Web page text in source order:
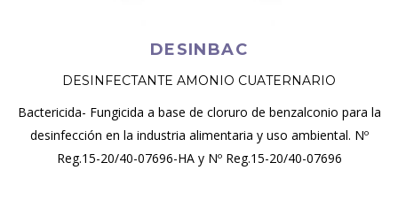
DESINBAC
DESINFECTANTE AMONIO CUATERNARIO
Bactericida- Fungicida a base de cloruro de benzalconio para la
desinfección en la industria alimentaria y uso ambiental. Nº
Reg.15-20/40-07696-HA y Nº Reg.15-20/40-07696